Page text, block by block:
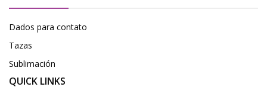
Dados para contato
Tazas
Sublimación
QUICK LINKS